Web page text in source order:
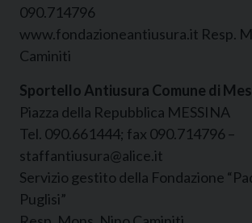
090.714796
www.fondazioneantiusura.it Resp.
Caminiti
Sportello Antiusura Comune di
Piazza della Repubblica MESSINA
Tel. 090.661444; fax 090.714796 –
staffantiusura@alice.it
Servizio gestito della Fondazione
Puglisi”